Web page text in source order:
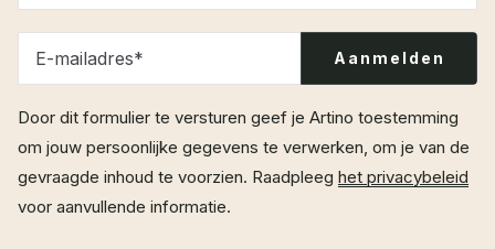
E-mailadres*
Door dit formulier te versturen geef je Artino toestemming
om jouw persoonlijke gegevens te verwerken, om je van de
gevraagde inhoud te voorzien. Raadpleeg het privacybeleid
voor aanvullende informatie.